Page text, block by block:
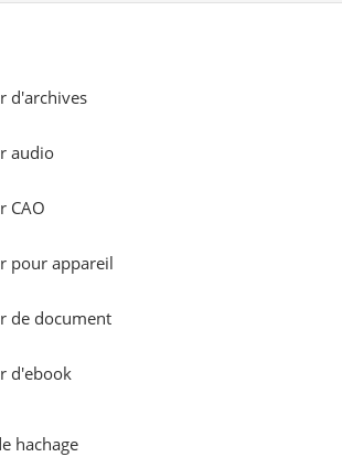
d'archives
audio
CAO
pour appareil
de document
d'ebook
hachage